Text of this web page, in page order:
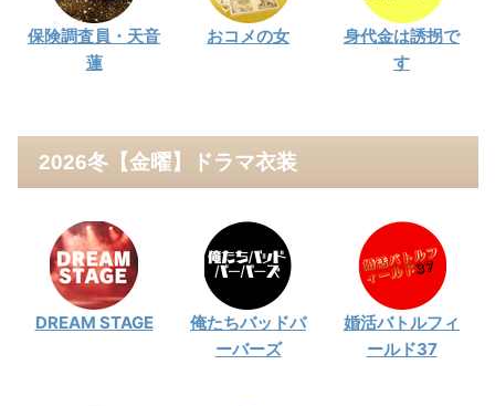
保険調査員・天音
蓮
おコメの女
身代金は誘拐で
す
2026冬【金曜】ドラマ衣装
DREAM STAGE
俺たちバッドバ
ーバーズ
婚活バトルフィ
ールド37